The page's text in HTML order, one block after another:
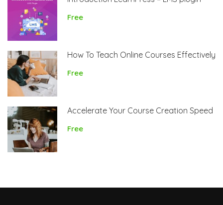
Free
How To Teach Online Courses Effectively
Free
Accelerate Your Course Creation Speed
Free